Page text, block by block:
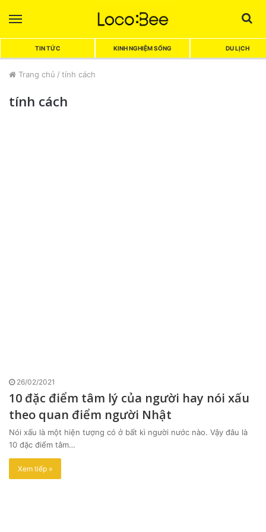
TIN TỨC KINH NGHIỆM SỐNG DU LỊCH
Trang chủ / tính cách
tính cách
26/02/2021
10 đặc điểm tâm lý của người hay nói xấu
theo quan điểm người Nhật
Nói xấu là một hiện tượng có ở bất kì người nước nào. Vậy đâu là
10 đặc điểm tâm…
Xem tiếp »